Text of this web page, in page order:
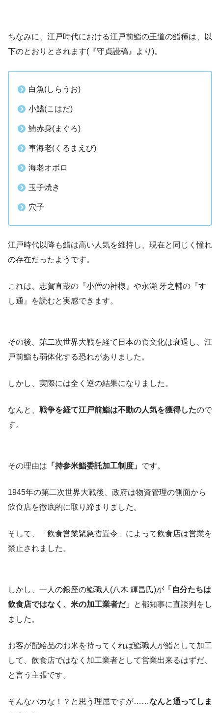
ちなみに、江戸時代における江戸前鮨の王道の鮨種は、以
下のとおりとされます(『守貞謾稿』より)。
白魚(しらうお)
小鰭(こはだ)
鮪赤身(まぐろ)
車海老(くるまえび)
海老オボロ
玉子焼き
穴子
江戸時代以降も鮨は高い人気を維持し、現在と同じく憧れ
の存在だったようです。
これは、志賀直哉の『小僧の神様』や永瀬 牙之輔の『す
し通』を読むと実感できます。
その後、第二次世界大戦を経て日本の食文化は衰退し、江
戸前鮨も弱体化する恐れがありました。
しかし、実際には全く逆の結果になりました。
なんと、 戦争を経て江戸前鮨は不動の人気を獲得したので
す。
その理由は 「持参米鮨委託加工制度」 です。
1945年の第二次世界大戦後、政府は物資管理の側面から
飲食店を徹底的に取り締まりました。
そして、「飲食営業緊急措置令」によって飲食店は営業を
禁止されました。
しかし、一人の銀座の鮨職人(八木 輝昌氏)が 「自分たちは
飲食店ではなく、米の加工業者だ」 と都知事に直談判をし
ました。
お客が配給品のお米を持ってくれば鮨職人が鮨として加工
して、飲食店ではなく加工業者として営業出来るはずだ、
と言う主張です。
そんなバカな！？と思う理屈ですが……なんと通ってしま